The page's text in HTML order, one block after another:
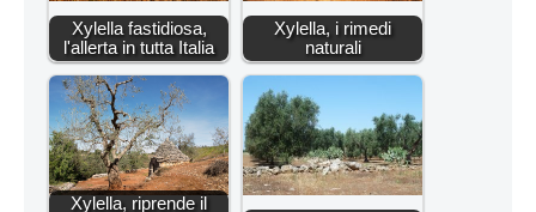
Xylella fastidiosa,
l'allerta in tutta Italia
Xylella, i rimedi
naturali
Xylella, riprende il